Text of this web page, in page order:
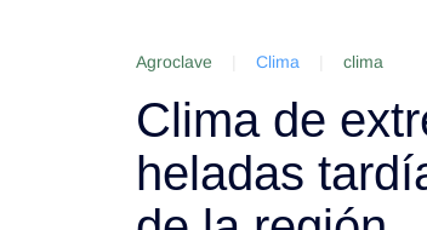
Agroclave Clima clima
Clima de
heladas